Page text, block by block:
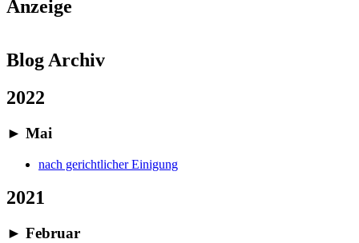
Anzeige
Blog Archiv
2022
► Mai
nach gerichtlicher Einigung
2021
► Februar